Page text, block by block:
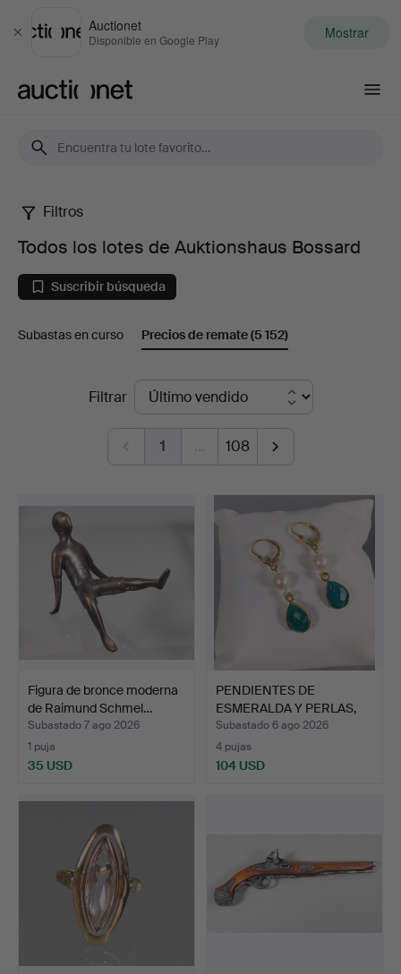
Cerrar
Auctionet
Disponible en Google Play Mostrar
Todos
los
lotes
de
Auktionshaus
Bossard
Filtros
Todos los lotes de Auktionshaus Bossard
Suscribir búsqueda
Subastas en curso Precios de remate(5 152)
Filtrar
1 … 108
Figura de bronce moderna
de Raimund Schmel…
Subastado 7 ago 2026
1 puja
35 USD
PENDIENTES DE
ESMERALDA Y PERLAS,
plata 92…
Subastado 6 ago 2026
4 pujas
104 USD